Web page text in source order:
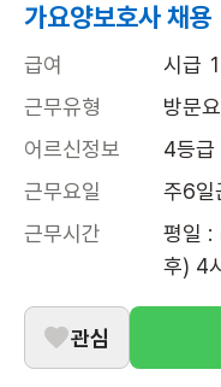
가요양보호사 채용
급여
시급
근무유형
방문
어르신정보
4등급
근무요일
주6일
근무시간
평일 :
후) 4
관심